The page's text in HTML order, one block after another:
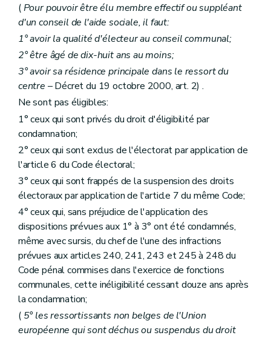
Art. 98
Art. 99
Art. 100
Art. 100bis
Art. 101
Art. 102
Art. 103
Art. 104
Chapitre VIII Du financement
Art. 105
Art. 106
Art. 107
Chapitre IX De la tutelle administrative
Section première Dispositions générales
Art. 108
Art. 109
Art. 110
Art. 110
bis
Section 2 De la tutelle générale sur les centres publics d'aide sociale et les hôpitaux qui en dépendent
Art. 111
Art. 112
Art. 112bis
Section 3
De l'envoi d'un commissaire spécial
Art. 113
Chapitre X Du contentieux et des actions judiciaires
Art. 114
Art. 115
Art. 115bis
Art. 115ter
(Pour pouvoir être élu membre effectif ou suppléant
d'un conseil de l'aide sociale, il faut:
1° avoir la qualité d'électeur au conseil communal;
2° être âgé de dix-huit ans au moins;
3° avoir sa résidence principale dans le ressort du
centre – Décret du 19 octobre 2000, art. 2) .
Ne sont pas éligibles:
1° ceux qui sont privés du droit d'éligibilité par
condamnation;
2° ceux qui sont exclus de l'électorat par application de
l'article 6 du Code électoral;
3° ceux qui sont frappés de la suspension des droits
électoraux par application de l'article 7 du même Code;
4° ceux qui, sans préjudice de l'application des
dispositions prévues aux 1° à 3° ont été condamnés,
même avec sursis, du chef de l'une des infractions
prévues aux articles 240, 241, 243 et 245 à 248 du
Code pénal commises dans l'exercice de fonctions
communales, cette inéligibilité cessant douze ans après
la condamnation;
( 5° les ressortissants non belges de l'Union
européenne qui sont déchus ou suspendus du droit